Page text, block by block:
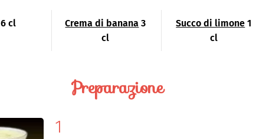
6 cl Crema di banana 3
cl
Succo di limone 1
cl
Preparazione